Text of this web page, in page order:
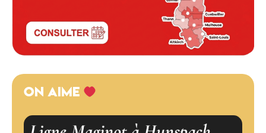
ON AIME